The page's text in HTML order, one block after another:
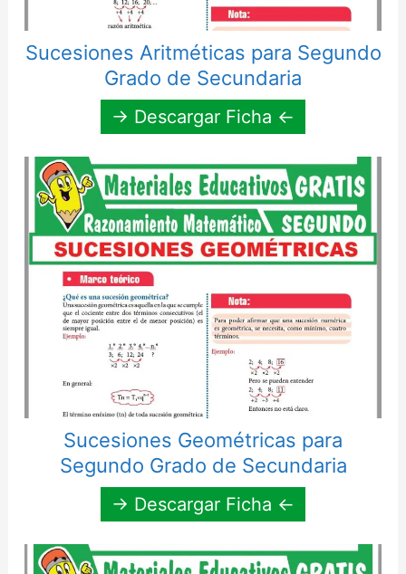
Sucesiones Aritméticas para Segundo
Grado de Secundaria
→ Descargar Ficha ←
Sucesiones Geométricas para
Segundo Grado de Secundaria
→ Descargar Ficha ←